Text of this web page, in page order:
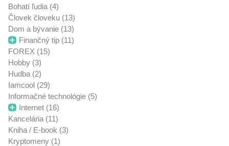
Bohatí ľudia (4)
Človek človeku (13)
Dom a bývanie (13)
Finančný tip (11)
FOREX (15)
Hobby (3)
Hudba (2)
Iamcool (29)
Informačné technológie (5)
Internet (16)
Kancelária (11)
Kniha / E-book (3)
Kryptomeny (1)